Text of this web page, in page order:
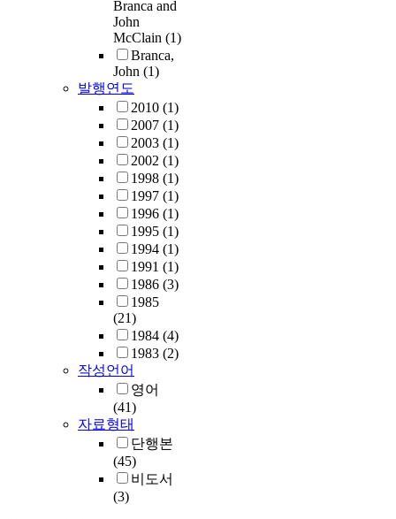
Branca and
John
McClain (1)
Branca,
John (1)
발행연도
2010 (1)
2007 (1)
2003 (1)
2002 (1)
1998 (1)
1997 (1)
1996 (1)
1995 (1)
1994 (1)
1991 (1)
1986 (3)
1985
(21)
1984 (4)
1983 (2)
작성언어
영어
(41)
자료형태
단행본
(45)
비도서
(3)